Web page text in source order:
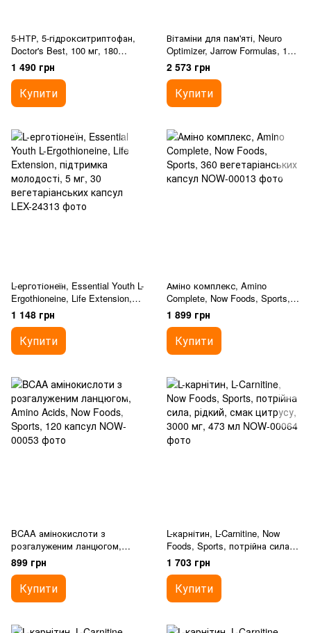
5-НТР, 5-гідрокситриптофан,
Doctor's Best, 100 мг, 180
веганських капсул
1 490 грн
Купити
Вітаміни для пам'яті, Neuro
Optimizer, Jarrow Formulas, 120
капсул
2 573 грн
Купити
L-ерготіонеїн, Essential Youth L-
Ergothioneine, Life Extension,
підтримка молодості, 5 мг, 30
вегетаріанських капсул
1 148 грн
Купити
Аміно комплекс, Amino
Complete, Now Foods, Sports,
360 вегетаріанських капсул
1 899 грн
Купити
BCAA амінокислоти з
розгалуженим ланцюгом,
Amino Acids, Now Foods,
Sports, 120 капсул
899 грн
Купити
L-карнітин, L-Carnitine, Now
Foods, Sports, потрійна сила,
рідкий, смак цитрусу, 3000 мг,
473 мл
1 703 грн
Купити